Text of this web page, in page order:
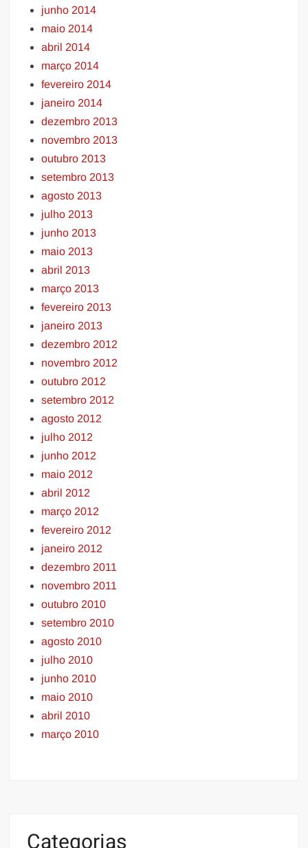
junho 2014
maio 2014
abril 2014
março 2014
fevereiro 2014
janeiro 2014
dezembro 2013
novembro 2013
outubro 2013
setembro 2013
agosto 2013
julho 2013
junho 2013
maio 2013
abril 2013
março 2013
fevereiro 2013
janeiro 2013
dezembro 2012
novembro 2012
outubro 2012
setembro 2012
agosto 2012
julho 2012
junho 2012
maio 2012
abril 2012
março 2012
fevereiro 2012
janeiro 2012
dezembro 2011
novembro 2011
outubro 2010
setembro 2010
agosto 2010
julho 2010
junho 2010
maio 2010
abril 2010
março 2010